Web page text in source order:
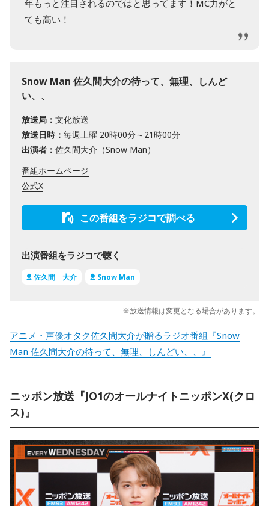
年もっと注目されるのではと思ってます！MC力がと
ても高い！
Snow Man 佐久間大介の待って、無理、しんど
い、、
放送局： 文化放送
放送日時： 毎週土曜 20時00分～21時00分
出演者： 佐久間大介（Snow Man）
番組ホームページ
公式X
この番組をラジコで調べる
出演番組をラジコで聴く
佐久間 大介 Snow Man
※放送情報は変更となる場合があります。
アニメ・声優オタク佐久間大介が贈るラジオ番組『Snow
Man 佐久間大介の待って、無理、しんどい、、』
ニッポン放送『JO1のオールナイトニッポンX(クロ
ス)』